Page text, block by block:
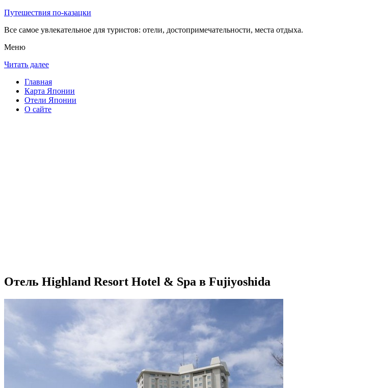
Путешествия по-казацки
Все самое увлекательное для туристов: отели, достопримечательности, места отдыха.
Меню
Читать далее
Главная
Карта Японии
Отели Японии
О сайте
Отель Highland Resort Hotel & Spa в Fujiyoshida